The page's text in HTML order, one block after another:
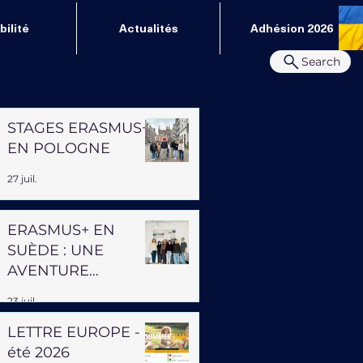
Search
Actualités Adhésion 2026
STAGES ERASMUS+
EN POLOGNE
27 juil.
ERASMUS+ EN
SUÈDE : UNE
AVENTURE
ET HUMAINE
23 juil.
LETTRE EUROPE -
été 2026